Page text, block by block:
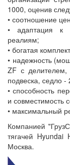
1000, оценив
• соотношение
• адаптация к
реалиям;
• богатая
• надежность
ZF с делителем,
подвеска, седло
• способность
и совместимость
• максимальный
Компанией
тягачей Hyundai
Москва.